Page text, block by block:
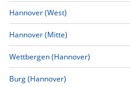
Hannover (West)
Hannover (Mitte)
Wettbergen (Hannover)
Burg (Hannover)